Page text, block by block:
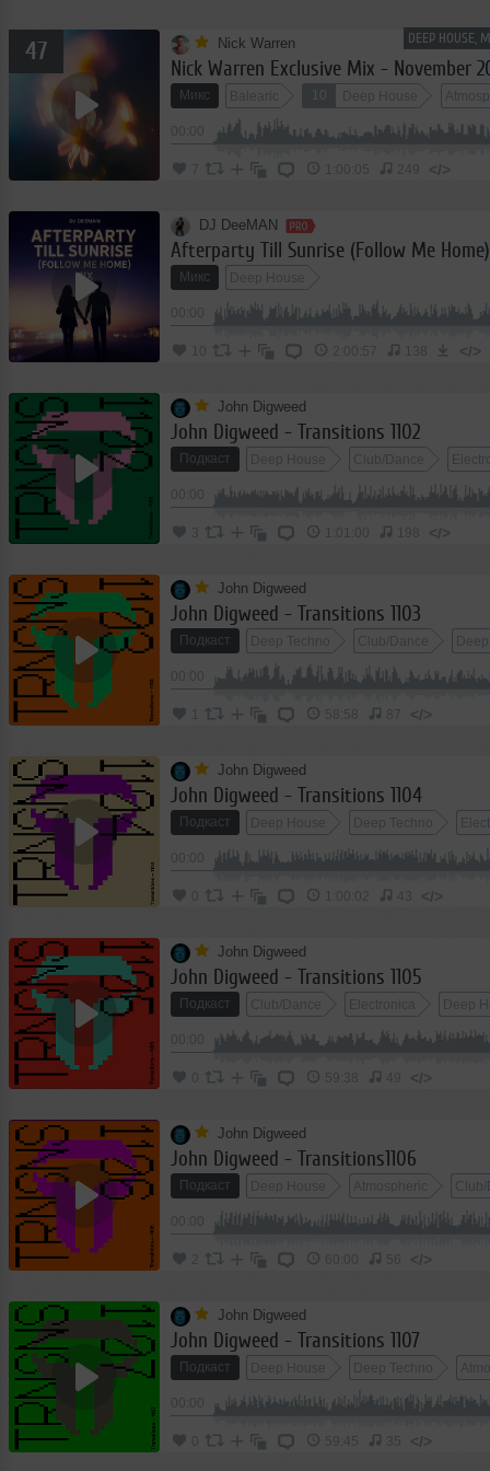
DEEP
47 Nick Warren
Nick Warren Exclusive Mix - November
Микс Balearic 10 Deep House
7 1:00:05 249 </>
DJ DeeMAN
Afterparty Till Sunrise (Follow Me
Микс Deep House
2:00:57 138 </>
John Digweed
John Digweed - Transitions 1102
Подкаст Deep House Club/Dance
3 198 </>
John Digweed
John Digweed - Transitions 1103
Подкаст Deep Techno Club/Dance
58:58 87 </>
John Digweed
John Digweed - Transitions 1104
Подкаст Deep House Deep Techno
1:00:02 43 </>
John Digweed
John Digweed - Transitions 1105
Подкаст Club/Dance Electronica Deep
59:38 49 </>
John Digweed
John Digweed - Transitions1106
Подкаст Deep House Atmospheric
2 60:00 56 </>
John Digweed
John Digweed - Transitions 1107
Подкаст Deep House Deep Techno
59:45 35 </>